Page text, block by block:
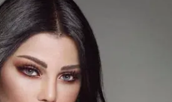
MUSIQUE DU CHEVAL SA LECTURE
QUINTÉ SPOT
PARIONS FOOTBALL
CONSEILS AUX DEBUTANTS
Turf Jeu Simple